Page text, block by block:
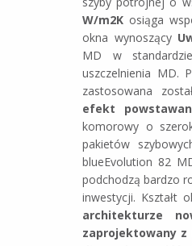
W/m2K osiąga
okna wynoszący
MD w
uszczelnienia MD.
zastosowana
efekt
komorowy o
pakietów
blueEvolution 82
podchodzą bardzo
inwestycji. Kształt
architekturze
zaprojektowany z